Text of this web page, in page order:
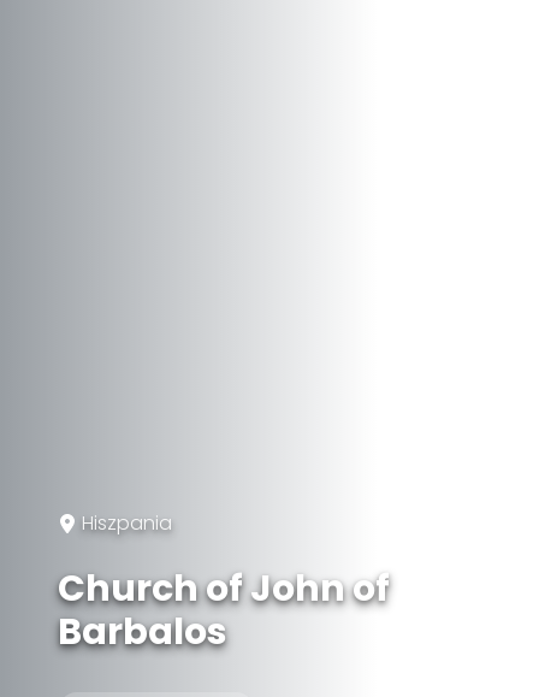
Hiszpania
Church of John of
Barbalos